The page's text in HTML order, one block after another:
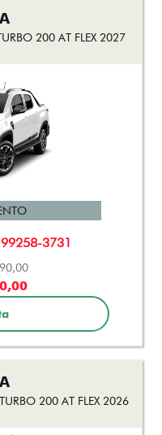
200 AT FLEX 2027
3731
200 AT FLEX 2026